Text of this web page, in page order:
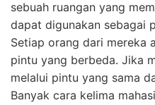
sebuah ruangan yang
dapat digunakan sebagai
Setiap orang dari mereka
pintu yang berbeda. Jika
melalui pintu yang sama
Banyak cara kelima